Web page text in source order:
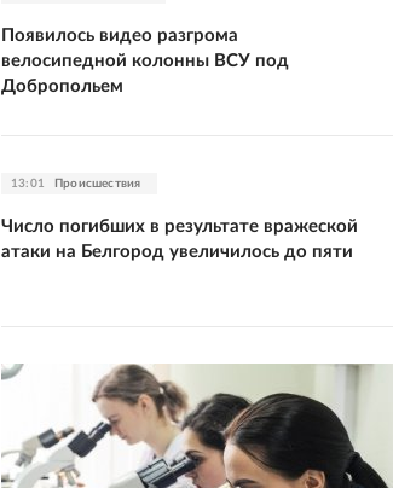
Появилось видео разгрома
велосипедной колонны ВСУ под
Добропольем
13:01 Происшествия
Число погибших в результате вражеской
атаки на Белгород увеличилось до пяти